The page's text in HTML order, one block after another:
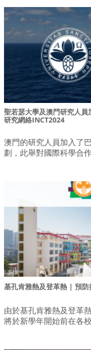
聖若瑟大學及澳門研究人
研究網絡INCT2024
澳門的研究人員加入了
劃，此舉對國際科學合
基孔肯雅熱及登革熱 | 預防
由於基孔肯雅熱及登革
將於新學年開始前在各